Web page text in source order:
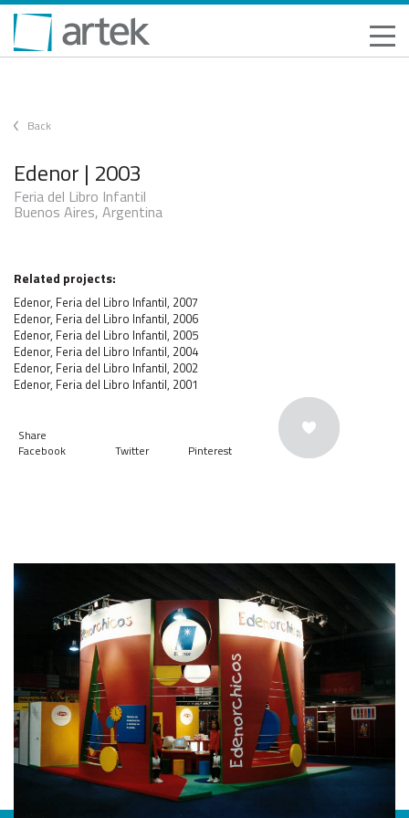
Back
Edenor | 2003
Feria del Libro Infantil
Buenos Aires, Argentina
Related projects:
Edenor, Feria del Libro Infantil, 2007
Edenor, Feria del Libro Infantil, 2006
Edenor, Feria del Libro Infantil, 2005
Edenor, Feria del Libro Infantil, 2004
Edenor, Feria del Libro Infantil, 2002
Edenor, Feria del Libro Infantil, 2001
Share
Facebook
Twitter Pinterest